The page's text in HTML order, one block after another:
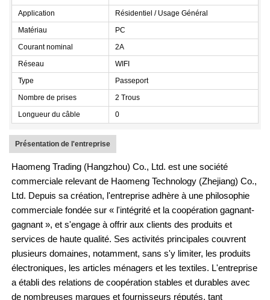
Application
Résidentiel / Usage Général
Matériau
PC
Courant nominal
2A
Réseau
WIFI
Type
Passeport
Nombre de prises
2 Trous
Longueur du câble
0
Présentation de l'entreprise
Haomeng Trading (Hangzhou) Co., Ltd. est une société
commerciale relevant de Haomeng Technology (Zhejiang) Co.,
Ltd. Depuis sa création, l'entreprise adhère à une philosophie
commerciale fondée sur « l'intégrité et la coopération gagnant-
gagnant », et s'engage à offrir aux clients des produits et
services de haute qualité. Ses activités principales couvrent
plusieurs domaines, notamment, sans s'y limiter, les produits
électroniques, les articles ménagers et les textiles. L'entreprise
a établi des relations de coopération stables et durables avec
de nombreuses marques et fournisseurs réputés, tant